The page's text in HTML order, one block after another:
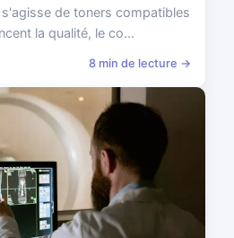
de toners compatibles
la qualité, le co...
8 min de lecture →